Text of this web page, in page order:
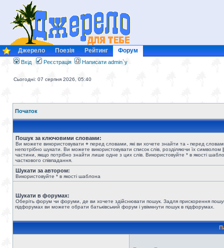
Джерело Поезія Рейтинг Форум
Вхід Реєстрація Написати admin`у
Сьогодні: 07 серпня 2026, 05:40
Початок
Пошук за ключовими словами:
Ви можете використовувати + перед словами, які ви хочете знайти та - перед
непотрібно шукати. Ви можете використовувати список слів, розділяючи їх символом |
частини, якщо потрібно знайти лише одне з цих слів. Використовуйте * в якості
часткового співпадання.
Шукати за автором:
Використовуйте * в якості шаблона
Шукати в форумах:
Оберіть форум чи форуми, де ви хочете здійснювати пошук. Задля прискорення
підфорумах ви можете обрати батьківський форум і увімкнути пошук в підфорумах.